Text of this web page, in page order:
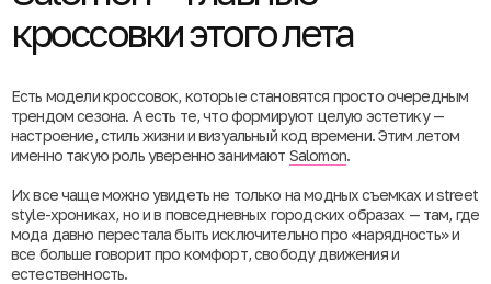
кроссовки этого лета
Есть модели кроссовок, которые становятся просто очередным
трендом сезона. А есть те, что формируют целую эстетику —
настроение, стиль жизни и визуальный код времени. Этим летом
именно такую роль уверенно занимают Salomon.
Их все чаще можно увидеть не только на модных съемках и street
style-хрониках, но и в повседневных городских образах — там, где
мода давно перестала быть исключительно про «нарядность» и
все больше говорит про комфорт, свободу движения и
естественность.